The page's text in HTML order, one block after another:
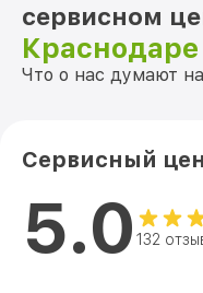
сервисном
Краснодаре
Что о нас думают
Сервисный
5.0 132